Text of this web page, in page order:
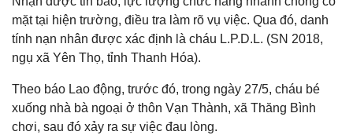
mặt tại hiện trường, điều tra làm rõ vụ việc. Qua đó, danh
tính nạn nhân được xác định là cháu L.P.D.L. (SN 2018,
ngụ xã Yên Thọ, tỉnh Thanh Hóa).
Theo báo Lao động, trước đó, trong ngày 27/5, cháu bé
xuống nhà bà ngoại ở thôn Vạn Thành, xã Thăng Bình
chơi, sau đó xảy ra sự việc đau lòng.